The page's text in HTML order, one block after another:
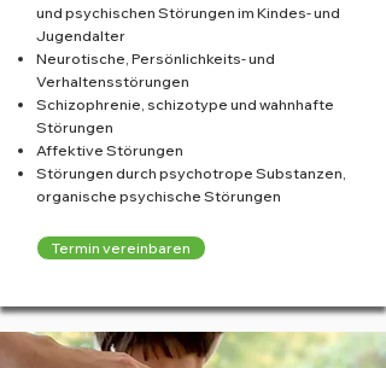
und psychischen Störungen im Kindes- und
Jugendalter
Neurotische, Persönlichkeits- und
Verhaltensstörungen
Schizophrenie, schizotype und wahnhafte
Störungen
Affektive Störungen
Störungen durch psychotrope Substanzen,
organische psychische Störungen
Termin vereinbaren